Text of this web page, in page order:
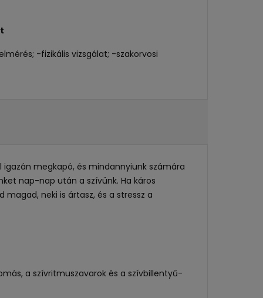
-fizikális vizsgálat; -szakorvosi
igazán megkapó, és mindannyiunk számára
nap-nap után a szívünk. Ha káros
neki is ártasz, és a stressz a
a szívritmuszavarok és a szívbillentyű-